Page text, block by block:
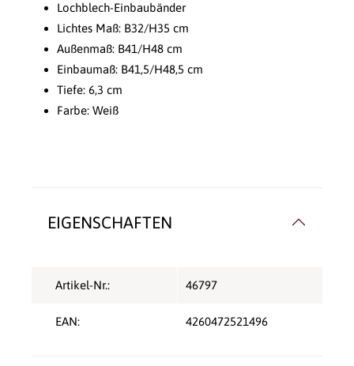
Lochblech-Einbaubänder
Lichtes Maß: B32/H35 cm
Außenmaß: B41/H48 cm
Einbaumaß: B41,5/H48,5 cm
Tiefe: 6,3 cm
Farbe: Weiß
EIGENSCHAFTEN
Artikel-Nr.: 46797
EAN: 4260472521496